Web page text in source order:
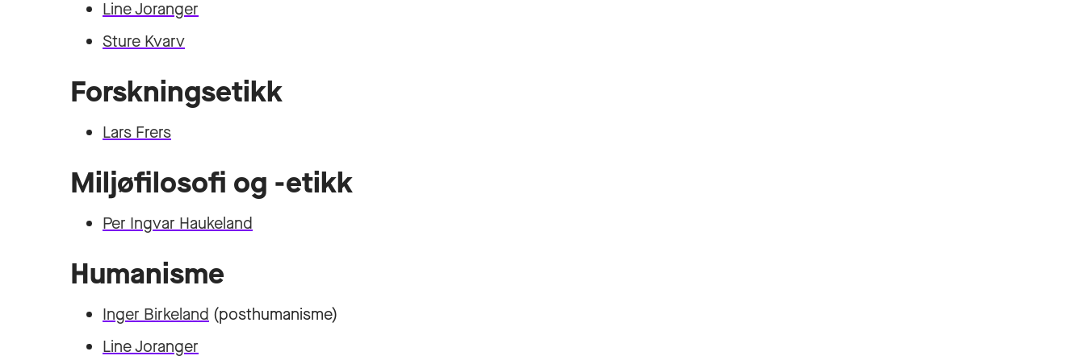
Line Joranger
Sture Kvarv
Forskningsetikk
Lars Frers
Miljøfilosofi og -etikk
Per Ingvar Haukeland
Humanisme
Inger Birkeland (posthumanisme)
Line Joranger